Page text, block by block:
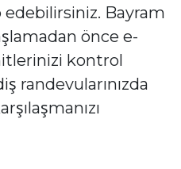
edebilirsiniz. Bayram
önce e-
kontrol
randevularınızda